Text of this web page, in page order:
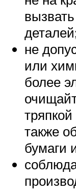
не
или
более
также
бумаги